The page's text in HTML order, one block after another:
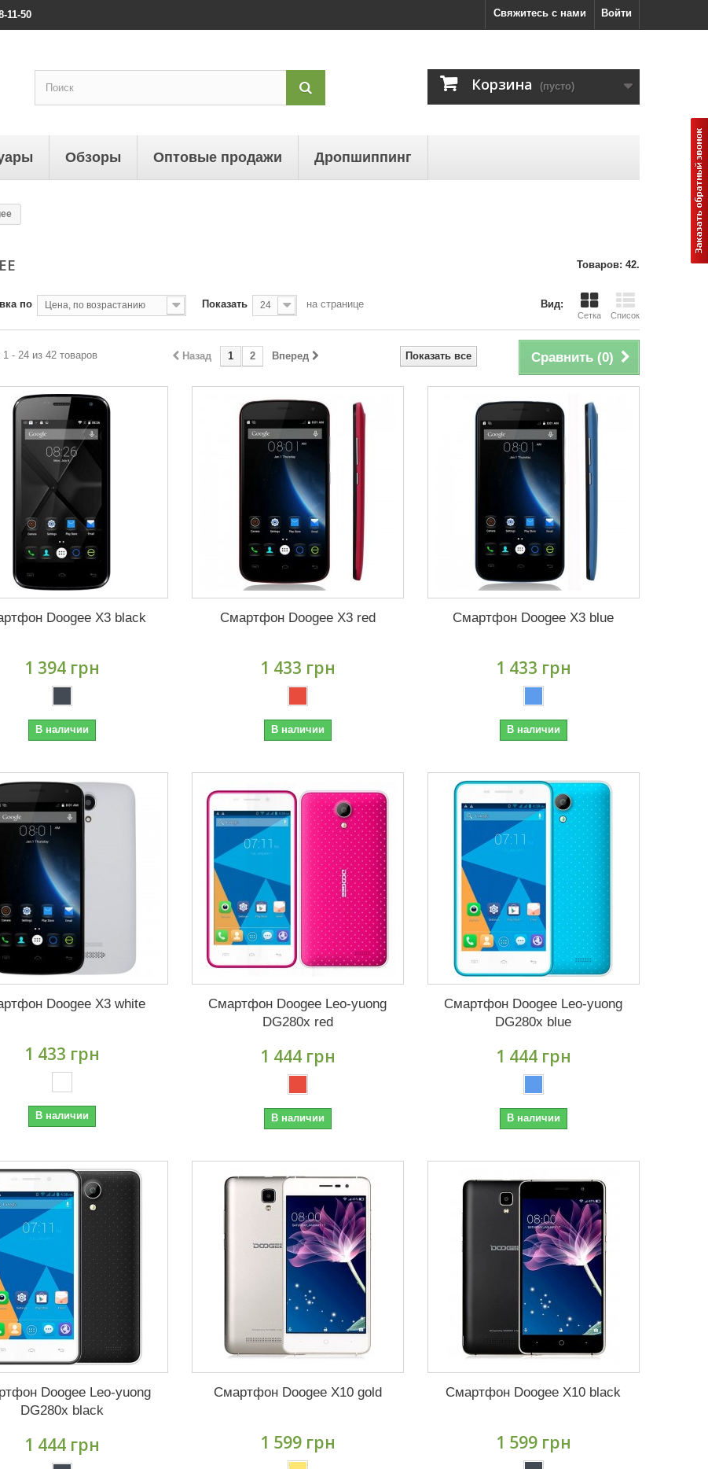
Войти
Свяжитесь с нами
11-50
Корзина (пусто)
Обзоры Оптовые продажи Дропшиппинг
Товаров: 42.
Вид:
Сетка Список
по Цена, по возрастанию Показать 24 на странице
Сравнить (0)
Показать все
Назад 1 2 Вперед
1 - 24 из 42 товаров
Doogee X3 black
1 394 грн
В наличии
Смартфон Doogee X3 red
1 433 грн
В наличии
Смартфон Doogee X3 blue
1 433 грн
В наличии
Doogee X3 white
1 433 грн
В наличии
Смартфон Doogee Leo-yuong
DG280x red
1 444 грн
В наличии
Смартфон Doogee Leo-yuong
DG280x blue
1 444 грн
В наличии
Doogee Leo-yuong
DG280x black
1 444 грн
Смартфон Doogee X10 gold
1 599 грн
Смартфон Doogee X10 black
1 599 грн